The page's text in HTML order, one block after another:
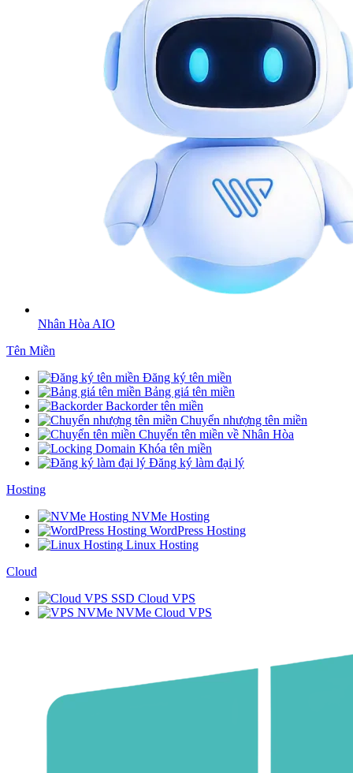
Nhân Hòa AIO
Tên Miền
Đăng ký tên miền
Bảng giá tên miền
Backorder tên miền
Chuyển nhượng tên miền
Chuyển tên miền về Nhân Hòa
Khóa tên miền
Đăng ký làm đại lý
Hosting
NVMe Hosting
WordPress Hosting
Linux Hosting
Cloud
SSD Cloud VPS
NVMe Cloud VPS